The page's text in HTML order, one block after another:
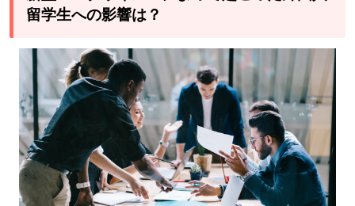
策な
どを
知
り、
有効
活用
しよ
う！
留学生への影響は？